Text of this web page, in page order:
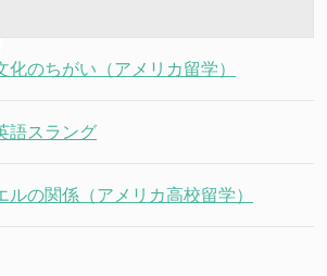
化のちがい（アメリカ留学）
語スラング
ルの関係（アメリカ高校留学）